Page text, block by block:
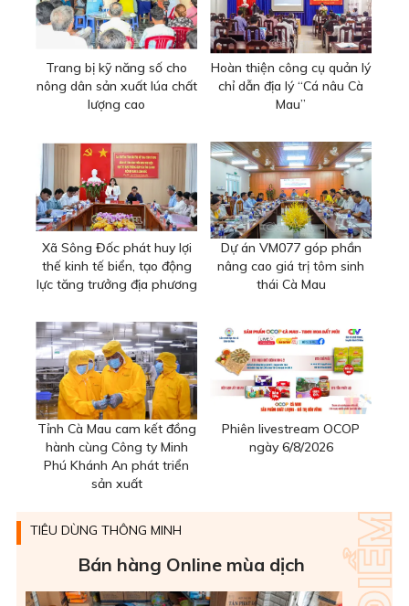
Trang bị kỹ năng số cho
nông dân sản xuất lúa chất
lượng cao
Hoàn thiện công cụ quản lý
chỉ dẫn địa lý “Cá nâu Cà
Mau”
Xã Sông Đốc phát huy lợi
thế kinh tế biển, tạo động
lực tăng trưởng địa phương
Dự án VM077 góp phần
nâng cao giá trị tôm sinh
thái Cà Mau
Tỉnh Cà Mau cam kết đồng
hành cùng Công ty Minh
Phú Khánh An phát triển
sản xuất
Phiên livestream OCOP
ngày 6/8/2026
TIÊU DÙNG THÔNG MINH
Bán hàng Online mùa dịch